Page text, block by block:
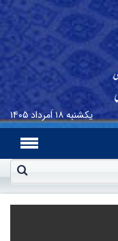
یکشنبه۱۸ اَمرداد ۱۴۰۵